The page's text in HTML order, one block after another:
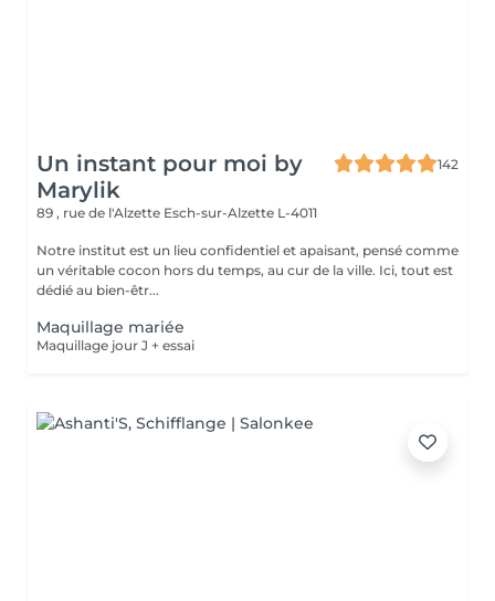
Un instant pour moi by
Marylik
142
89 , rue de l'Alzette Esch-sur-Alzette L-4011
Notre institut est un lieu confidentiel et apaisant, pensé comme
un véritable cocon hors du temps, au cur de la ville. Ici, tout est
dédié au bien-êtr...
Maquillage mariée
Maquillage jour J + essai